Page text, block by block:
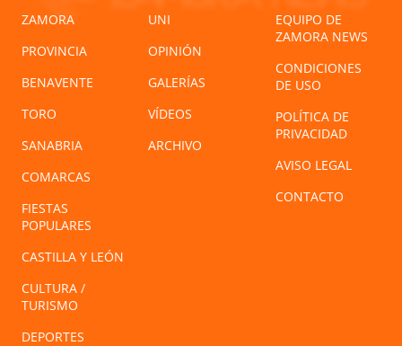
ZAMORA
PROVINCIA
BENAVENTE
TORO
SANABRIA
COMARCAS
FIESTAS
POPULARES
CASTILLA Y LEÓN
CULTURA /
TURISMO
DEPORTES
UNI
OPINIÓN
GALERÍAS
VÍDEOS
ARCHIVO
EQUIPO DE
ZAMORA NEWS
CONDICIONES
DE USO
POLÍTICA DE
PRIVACIDAD
AVISO LEGAL
CONTACTO